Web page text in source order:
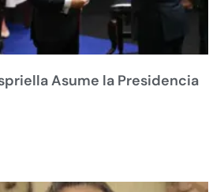
Asume la Presidencia